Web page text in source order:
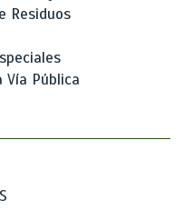
Residuos
Vía Pública